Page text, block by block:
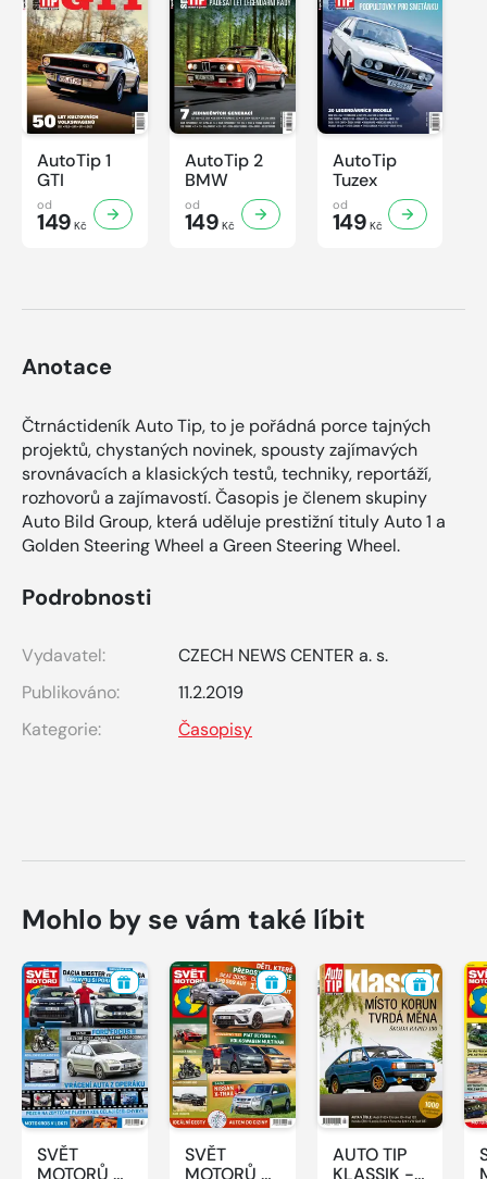
AutoTip 1
GTI
od
149 Kč
AutoTip 2
BMW
od
149 Kč
AutoTip
Tuzex
od
149 Kč
Anotace
Čtrnáctideník Auto Tip, to je pořádná porce tajných
projektů, chystaných novinek, spousty zajímavých
srovnávacích a klasických testů, techniky, reportáží,
rozhovorů a zajímavostí. Časopis je členem skupiny
Auto Bild Group, která uděluje prestižní tituly Auto 1 a
Golden Steering Wheel a Green Steering Wheel.
Podrobnosti
Vydavatel:
CZECH NEWS CENTER a. s.
Publikováno:
11.2.2019
Kategorie:
Časopisy
Mohlo by se vám také líbit
SVĚT
MOTORŮ -
SVĚT
MOTORŮ -
AUTO TIP
KLASSIK -